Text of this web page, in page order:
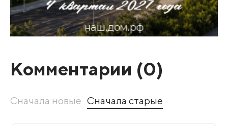
Комментарии (0)
Сначала новые Сначала старые